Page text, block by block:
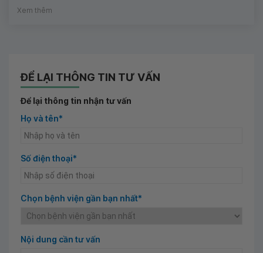
Xem thêm
ĐỂ LẠI THÔNG TIN TƯ VẤN
Để lại thông tin nhận tư vấn
Họ và tên*
Số điện thoại*
Chọn bệnh viện gần bạn nhất*
Nội dung cần tư vấn